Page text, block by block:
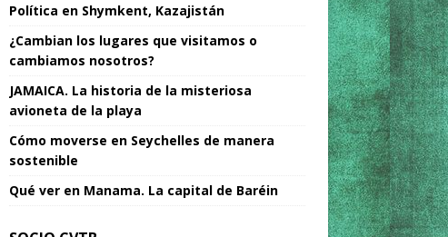
Política en Shymkent, Kazajistán
¿Cambian los lugares que visitamos o
cambiamos nosotros?
JAMAICA. La historia de la misteriosa
avioneta de la playa
Cómo moverse en Seychelles de manera
sostenible
Qué ver en Manama. La capital de Baréin